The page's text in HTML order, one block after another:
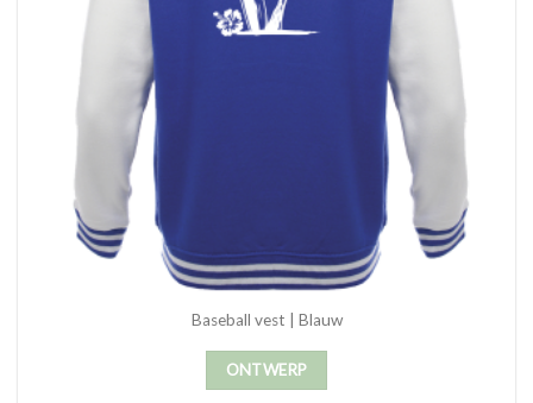
Baseball vest | Blauw
ONTWERP